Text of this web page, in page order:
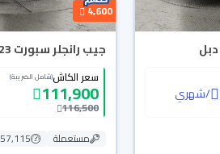
/شهري
4,600
جيب رانجلر سبورت 2023 دبل
سعر الكاش(شامل الضريبة)
111,900
116,500
مستعملة
57,115 كم